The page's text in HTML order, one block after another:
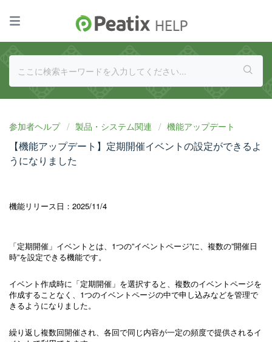
参加者ヘルプ 製品・システム関連 機能アップデート
【機能アップデート】定期開催イベントの設定ができるよ
うになりました
機能リリース日：2025/11/4
「定期開催」イベントとは、1つの”イベントページ”に、複数の”開催日
時”を設定できる機能です。
イベント作成時に「定期開催」を選択すると、複数のイベントページを
作成することなく、1つのイベントページの中で申し込みなどを管理で
きるようになりました。
繰り返し複数回開催され、各回で同じ内容が一定の頻度で提供されるイ